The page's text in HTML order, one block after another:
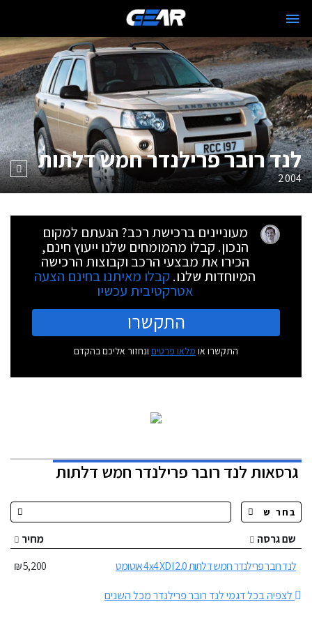
לנד רובר פרילנדר חמש דלתות
2004
מעוניינים ברכישת רכב? הגעתם למקום
הנכון. קבלו מהמומחים שלנו ייעוץ חינם,
הכירו את מבצעי הרכב וקבוצות הרכישה
המיוחדות שלנו. קבלו מאיתנו בחינם הצעה
אטרקטיבית עכשיו
התקשרו
התקשרו או מלאו פרטים ונחזור אליכם בהקדם
גרסאות לנד רובר פרילנדר חמש דלתות
שם גרסה
מחיר
לנד רובר פרילנדר חמש דלתות 2.0 4x4 XDI אוטומט
5,200 ₪
לצפיה בכל דגמי לנד רובר פרילנדר מכל השנים